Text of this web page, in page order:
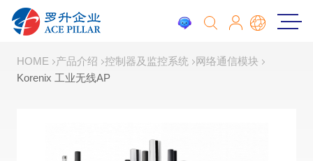
HOME 产品介绍 控制器及监控系统
网络通信模块
Korenix 工业无线AP